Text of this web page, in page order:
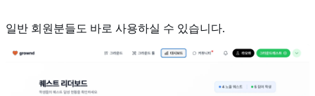
일반 회원분들도 바로 사용하실 수 있습니다.